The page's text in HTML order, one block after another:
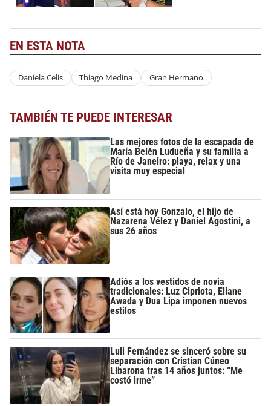
EN ESTA NOTA
Daniela Celis Thiago Medina Gran Hermano
TAMBIÉN TE PUEDE INTERESAR
Las mejores fotos de la escapada de
María Belén Ludueña y su familia a
Río de Janeiro: playa, relax y una
visita muy especial
Así está hoy Gonzalo, el hijo de
Nazarena Vélez y Daniel Agostini, a
sus 26 años
Adiós a los vestidos de novia
tradicionales: Luz Cipriota, Eliane
Awada y Dua Lipa imponen nuevos
estilos
Luli Fernández se sinceró sobre su
separación con Cristian Cúneo
Libarona tras 14 años juntos: “Me
costó irme”